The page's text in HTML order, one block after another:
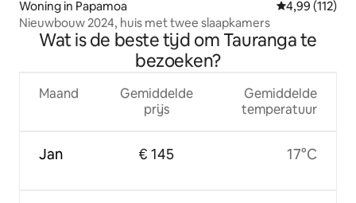
Woning in Papamoa Gemiddelde
4,99 (112)
Nieuwbouw 2024, huis met twee slaapkamers
Wat is de beste tijd om Tauranga te
bezoeken?
Maand
Jan
Gemiddelde
prijs
€ 145
Gemiddelde
temperatuur
17°C